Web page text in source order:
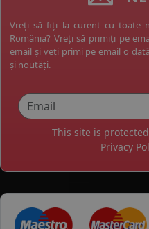
Vreți să fiți la curent cu toate
România? Vreți să primiți pe
email și veți primi pe email o
și noutăți.
This site is
Privacy